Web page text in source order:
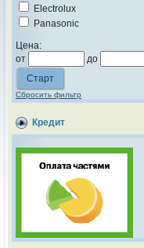
Electrolux
Panasonic
Цена:
от
до
Сбросить фильтр
Кредит